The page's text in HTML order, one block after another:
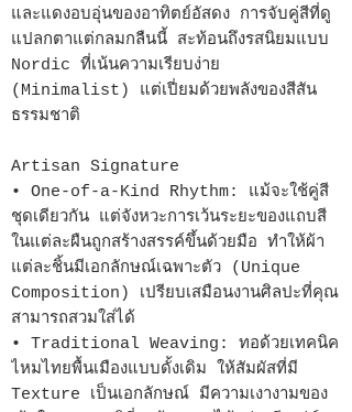
และแดงอบอุ่นของอาทิตย์อัสดง การจับคู่สีที่ดู
แปลกตาแต่กลมกลืนนี้ สะท้อนถึงรสนิยมแบบ
Nordic ที่เน้นความเรียบง่าย
(Minimalist) แต่เปี่ยมด้วยพลังของสีสัน
ธรรมชาติ
Artisan Signature
• One-of-a-Kind Rhythm: แม้จะใช้คู่สี
ชุดเดียวกัน แต่จังหวะการเว้นระยะของแถบสี
ในแต่ละผืนถูกสร้างสรรค์ขึ้นด้วยมือ ทำให้ผ้า
แต่ละชิ้นมีเอกลักษณ์เฉพาะตัว (Unique
Composition) เปรียบเสมือนงานศิลปะที่คุณ
สามารถสวมใส่ได้
• Traditional Weaving: ทอด้วยเทคนิค
ไหมไทยพื้นเมืองแบบดั้งเดิม ให้สัมผัสที่มี
Texture เป็นเอกลักษณ์ มีความเงางามของ